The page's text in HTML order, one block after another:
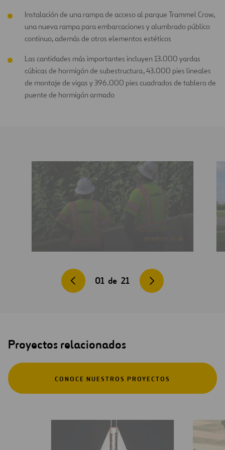
Instalación de una rampa de acceso al parque Trammel Crow,
una nueva rampa para embarcaciones y alumbrado público
continuo, además de otros elementos estéticos
Las cantidades más importantes incluyen 13.000 yardas
cúbicas de hormigón de subestructura, 43.000 pies lineales
de montaje de vigas y 396.000 pies cuadrados de tablero de
puente de hormigón armado
01 de 21
Proyectos relacionados
CONOCE NUESTROS PROYECTOS